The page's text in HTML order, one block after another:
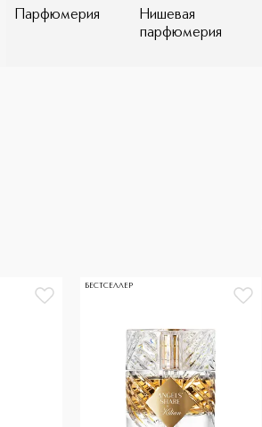
Парфюмерия
Нишевая
парфюмерия
БЕСТСЕЛЛЕР